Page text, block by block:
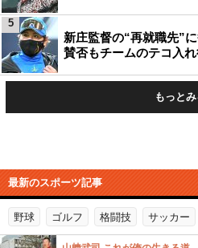
新庄監督の“再就職先”
賛否もチームのテコ入
5
もっとみ
最新のスポーツ記事
野球 ゴルフ 格闘技 サッカー